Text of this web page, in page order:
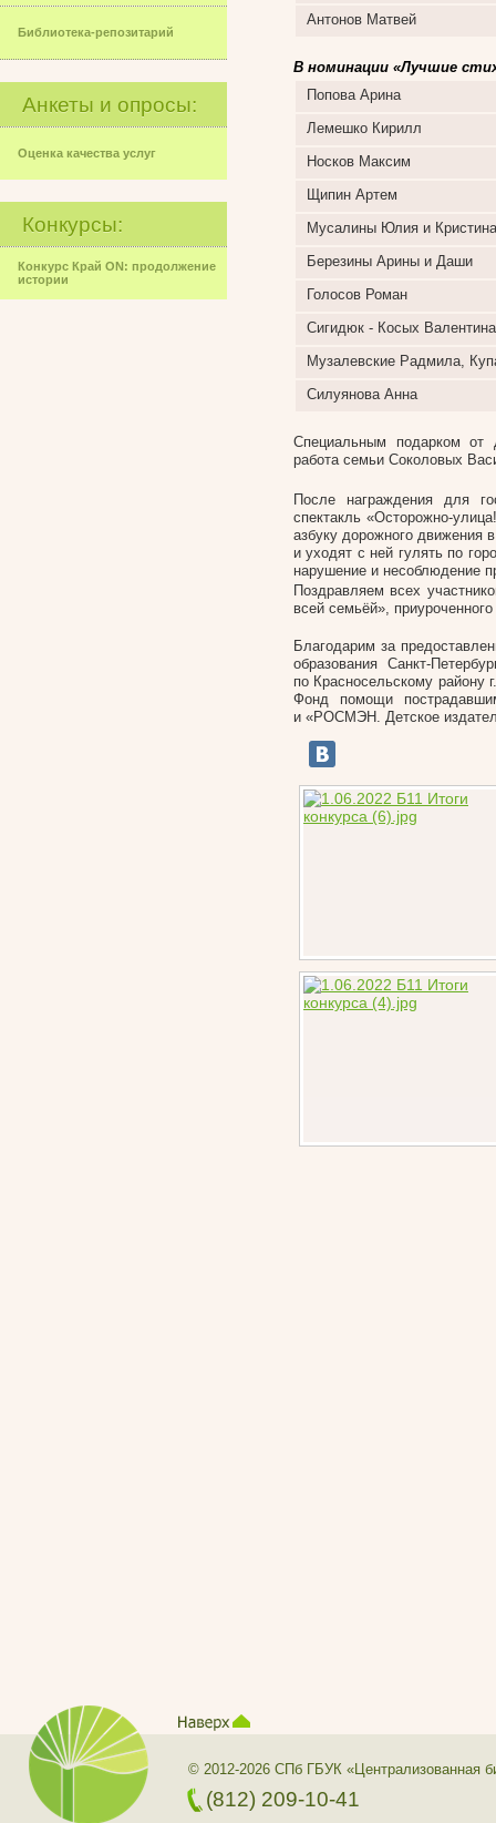
Библиотека-репозитарий
Анкеты и опросы:
Оценка качества услуг
Конкурсы:
Конкурс Край ON: продолжение
истории
Антонов Матвей
В номинации «Лучшие
Попова Арина
Лемешко Кирилл
Носков Максим
Щипин Артем
Мусалины Юлия и Кристина
Березины Арины и Даши
Голосов Роман
Сигидюк - Косых Валентина
Музалевские Радмила,
Силуянова Анна
Специальным подарком от
работа семьи Соколовых
После награждения для
спектакль «Осторожно-
азбуку дорожного движения
и уходят с ней гулять по
нарушение и несоблюдение
Поздравляем всех
всей семьёй»,
Благодарим за
образования Санкт-
по Красносельскому району
Фонд помощи
и «РОСМЭН. Детское
© 2012-2026 СПб ГБУК «Централизованная
(812) 209-10-41